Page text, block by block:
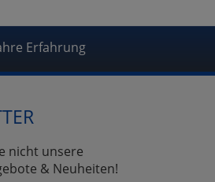
Erfahrung
nicht unsere
& Neuheiten!